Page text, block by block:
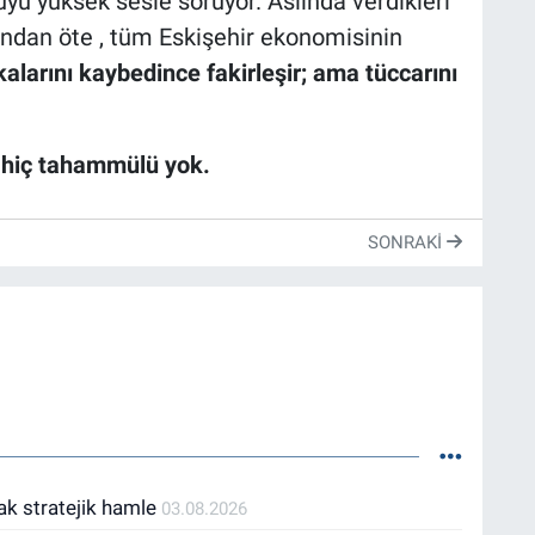
öte , tüm Eskişehir ekonomisinin
kaybedince fakirleşir; ama tüccarını
tahammülü yok.
SONRAKI
stratejik hamle 03.08.2026